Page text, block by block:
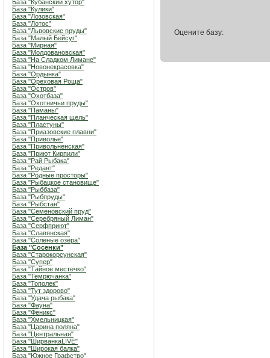
База "Кубанский хутор"
База "Кулики"
База "Лозовская"
База "Лотос"
База "Львовские пруды"
База "Малый Бейсуг"
База "Мирная"
База "Молдовановская"
База "На Сладком Лимане"
База "Новонекрасовка"
База "Ордынка"
База "Ореховая Роща"
База "Остров"
База "Охотбаза"
База "Охотничьи пруды"
База "Паманы"
База "Планческая щель"
База "Пластуны"
База "Приазовские плавни"
База "Приволье"
База "Привольненская"
База "Приют Кирпили"
База "Рай Рыбака"
База "Редант"
База "Родные просторы"
База "Рыбацкое становище"
База "Рыббаза"
База "Рыбпруды"
База "Рыбстан"
База "Семеновский пруд"
База "Серебряный Лиман"
База "Серфприют"
База "Славянская"
База "Соленые озёра"
База "Сосенки"
База "Старокорсунская"
База "Супер"
База "Тайное местечко"
База "Темрючанка"
База "Тополек"
База "Тут здорово"
База "Удача рыбака"
База "Фауна"
База "Феникс"
База "Хмельницкая"
База "Царина поляна"
База "Центральная"
База "ШирванкаLIVE"
База "Широкая балка"
База "Южное Графство"
Оцените базу: